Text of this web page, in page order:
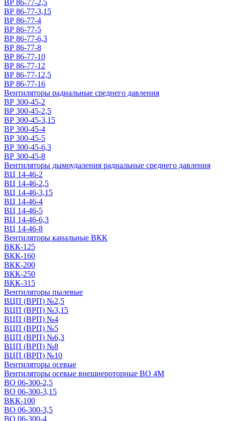
ВР 86-77-2,5
ВР 86-77-3,15
ВР 86-77-4
ВР 86-77-5
ВР 86-77-6,3
ВР 86-77-8
ВР 86-77-10
ВР 86-77-12
ВР 86-77-12,5
ВР 86-77-16
Вентиляторы радиальные среднего давления
ВР 300-45-2
ВР 300-45-2,5
ВР 300-45-3,15
ВР 300-45-4
ВР 300-45-5
ВР 300-45-6,3
ВР 300-45-8
Вентиляторы дымоудаления радиальные среднего давления
ВЦ 14-46-2
ВЦ 14-46-2,5
ВЦ 14-46-3,15
ВЦ 14-46-4
ВЦ 14-46-5
ВЦ 14-46-6,3
ВЦ 14-46-8
Вентиляторы канальные ВКК
ВКК-125
ВКК-160
ВКК-200
ВКК-250
ВКК-315
Вентиляторы пылевые
ВЦП (ВРП) №2,5
ВЦП (ВРП) №3,15
ВЦП (ВРП) №4
ВЦП (ВРП) №5
ВЦП (ВРП) №6,3
ВЦП (ВРП) №8
ВЦП (ВРП) №10
Вентиляторы осевые
Вентиляторы осевые внешнероторные ВО 4М
ВО 06-300-2,5
ВО 06-300-3,15
ВКК-100
ВО 06-300-3,5
ВО 06-300-4